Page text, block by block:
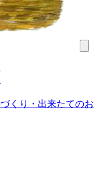
くり・出来たてのお